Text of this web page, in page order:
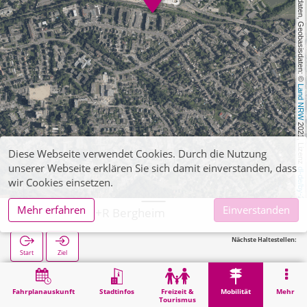
, Kartendaten, Geobasisdaten: ©
Land NRW
2021, Lizenz
dl-de/by-2-0
Fahrplanauskunft Stadtinfos
Freizeit &
Tourismus
Mobilität Mehr
Bergheim, P+R Bergheim
Start Ziel
Nächste Haltestellen:
Mobilität Bergheim, P+R Bergheim
Diese Webseite verwendet Cookies. Durch die Nutzung
unserer Webseite erklären Sie sich damit einverstanden, dass
wir Cookies einsetzen.
Mehr erfahren
Einverstanden